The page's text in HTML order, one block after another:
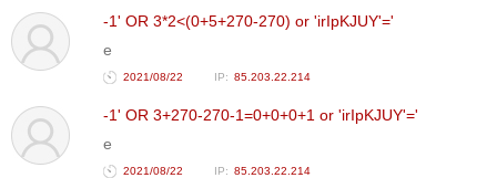
-1' OR 3*2<(0+5+270-270) or 'irIpKJUY'='
e
2021/08/22 85.203.22.214
-1' OR 3+270-270-1=0+0+0+1 or 'irIpKJUY'='
e
2021/08/22 85.203.22.214